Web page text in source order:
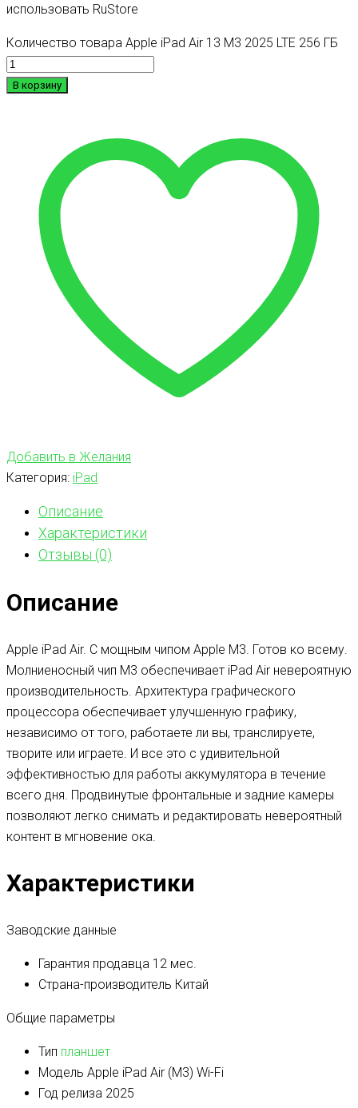
использовать RuStore
Количество товара Apple iPad Air 13 M3 2025 LTE 256 ГБ
В корзину
Добавить в Желания
Категория: iPad
Описание
Характеристики
Отзывы (0)
Описание
Apple iPad Air. С мощным чипом Apple M3. Готов ко всему.
Молниеносный чип M3 обеспечивает iPad Air невероятную
производительность. Архитектура графического
процессора обеспечивает улучшенную графику,
независимо от того, работаете ли вы, транслируете,
творите или играете. И все это с удивительной
эффективностью для работы аккумулятора в течение
всего дня. Продвинутые фронтальные и задние камеры
позволяют легко снимать и редактировать невероятный
контент в мгновение ока.
Характеристики
Заводские данные
Гарантия продавца 12 мес.
Страна-производитель Китай
Общие параметры
Тип планшет
Модель Apple iPad Air (M3) Wi-Fi
Год релиза 2025